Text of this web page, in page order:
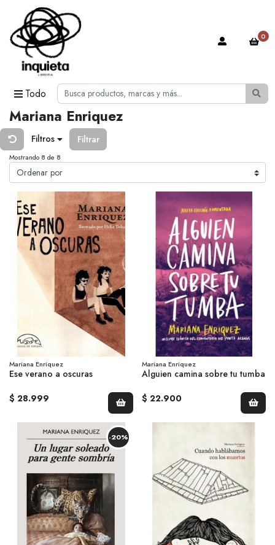
Todo
0
Mariana Enriquez
Filtros Filtrar
Mostrando 8 de 8
Mariana Enriquez
Ese verano a oscuras
$ 28.999
Mariana Enriquez
Alguien camina sobre tu tumba
$ 22.900
-20%